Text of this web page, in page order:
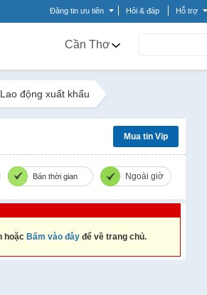
Đăng tin ưu tiên Hỏi & đáp Hỗ trợ
Cần Thơ
Lao động xuất khẩu
Mua tin Vip
Bán thời gian Ngoài giờ
hoặc Bấm vào đây để về trang chủ.